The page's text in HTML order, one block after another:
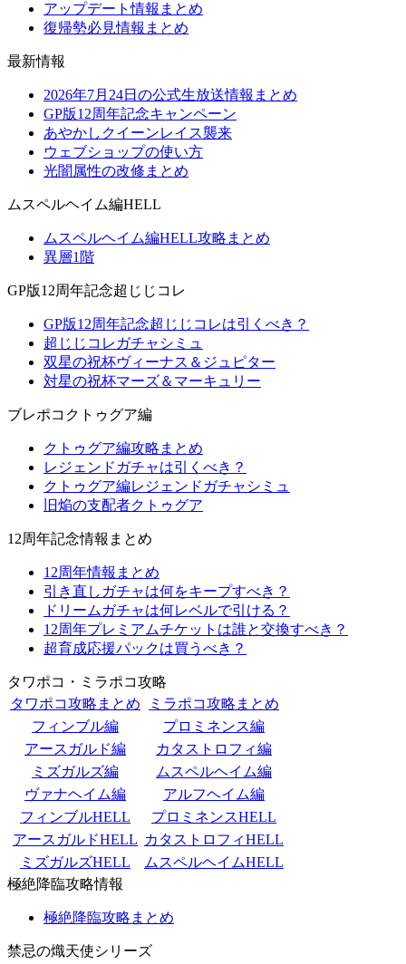
アップデート情報まとめ
復帰勢必見情報まとめ
最新情報
2026年7月24日の公式生放送情報まとめ
GP版12周年記念キャンペーン
あやかしクイーンレイス襲来
ウェブショップの使い方
光闇属性の改修まとめ
ムスペルヘイム編HELL
ムスペルヘイム編HELL攻略まとめ
異層1階
GP版12周年記念超じじコレ
GP版12周年記念超じじコレは引くべき？
超じじコレガチャシミュ
双星の祝杯ヴィーナス＆ジュピター
対星の祝杯マーズ＆マーキュリー
ブレポコクトゥグア編
クトゥグア編攻略まとめ
レジェンドガチャは引くべき？
クトゥグア編レジェンドガチャシミュ
旧焔の支配者クトゥグア
12周年記念情報まとめ
12周年情報まとめ
引き直しガチャは何をキープすべき？
ドリームガチャは何レベルで引ける？
12周年プレミアムチケットは誰と交換すべき？
超育成応援パックは買うべき？
タワポコ・ミラポコ攻略
タワポコ攻略まとめ
ミラポコ攻略まとめ
フィンブル編
プロミネンス編
アースガルド編
カタストロフィ編
ミズガルズ編
ムスペルヘイム編
ヴァナヘイム編
アルフヘイム編
フィンブルHELL
プロミネンスHELL
アースガルドHELL カタストロフィHELL
ミズガルズHELL
ムスペルヘイムHELL
極絶降臨攻略情報
極絶降臨攻略まとめ
禁忌の熾天使シリーズ